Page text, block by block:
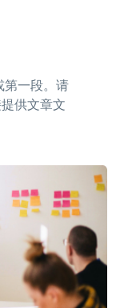
第一段。请
供文章文